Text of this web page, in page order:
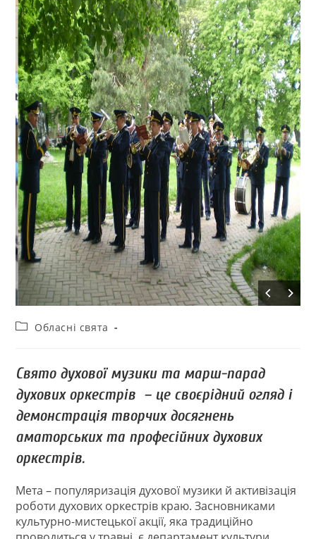
Обласні свята
Свято духової музики та марш-парад
духових оркестрів – це своєрідний огляд і
демонстрація творчих досягнень
аматорських та професійних духових
оркестрів.
Мета – популяризація духової музики й активізація
роботи духових оркестрів краю. Засновниками
культурно-мистецької акції, яка традиційно